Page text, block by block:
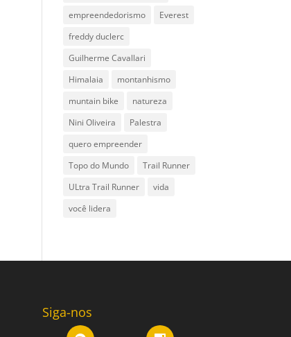
empreendedorismo
Everest
freddy duclerc
Guilherme Cavallari
Himalaia
montanhismo
muntain bike
natureza
Nini Oliveira
Palestra
quero empreender
Topo do Mundo
Trail Runner
ULtra Trail Runner
vida
você lidera
Siga-nos